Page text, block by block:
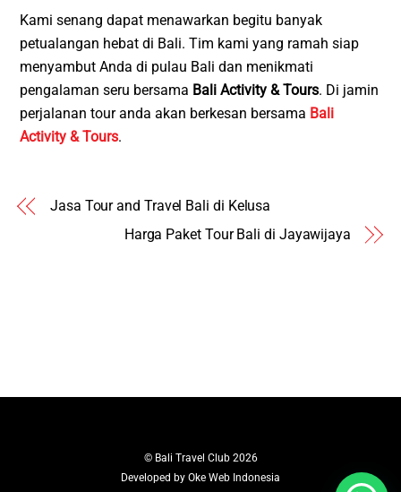
Kami senang dapat menawarkan begitu banyak
petualangan hebat di Bali. Tim kami yang ramah siap
menyambut Anda di pulau Bali dan menikmati
pengalaman seru bersama Bali Activity & Tours. Di jamin
perjalanan tour anda akan berkesan bersama Bali
Activity & Tours.
Jasa Tour and Travel Bali di Kelusa
Harga Paket Tour Bali di Jayawijaya
© Bali Travel Club2026
Developed by Oke Web Indonesia